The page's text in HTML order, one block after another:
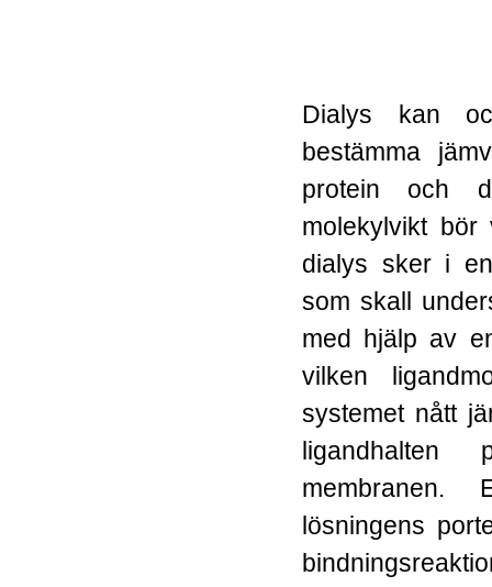
Dialys kan
bestämma
protein och
molekylvikt
dialys sker i
som skall
med hjälp av
vilken
systemet nått
membranen.
lösningens